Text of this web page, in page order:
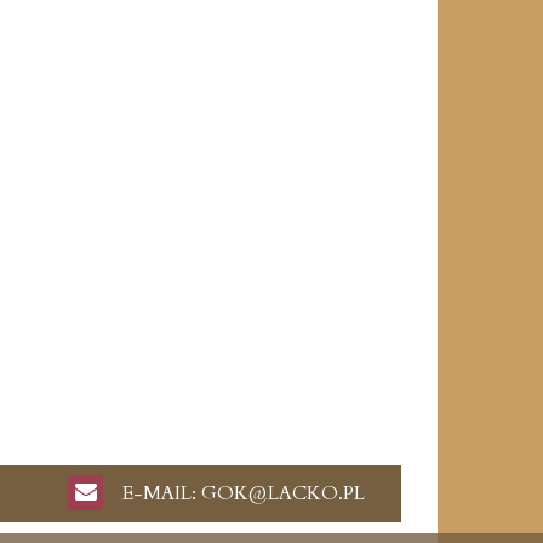
E-MAIL: GOK@LACKO.PL